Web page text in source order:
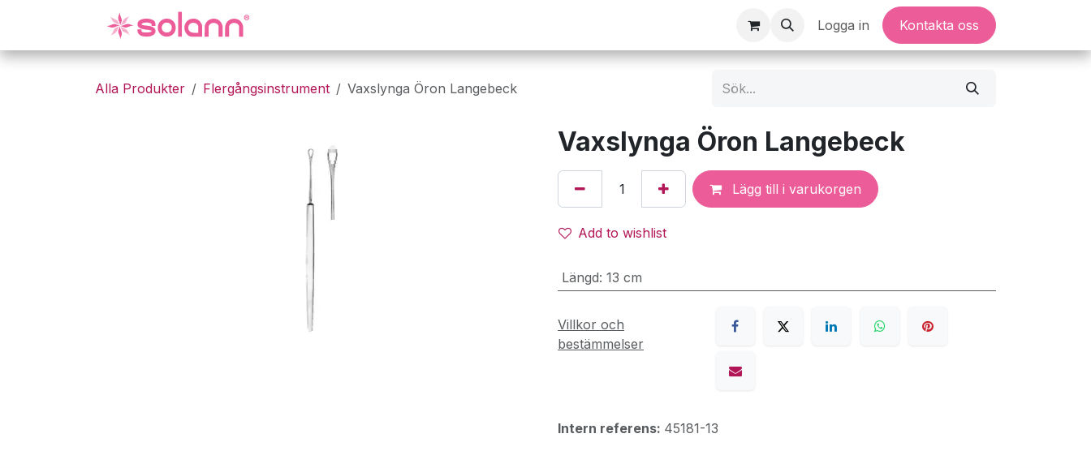
Logga in Kontakta oss
Alla Produkter Flergångsinstrument Vaxslynga Öron Langebeck
Vaxslynga Öron Langebeck
Lägg till i varukorgen
Add to wishlist
Längd: 13 cm
Villkor och
bestämmelser
Intern referens: 45181-13